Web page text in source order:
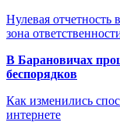
Нулевая отчетность
зона
В Барановичах
беспорядков
Как изменились
интернете